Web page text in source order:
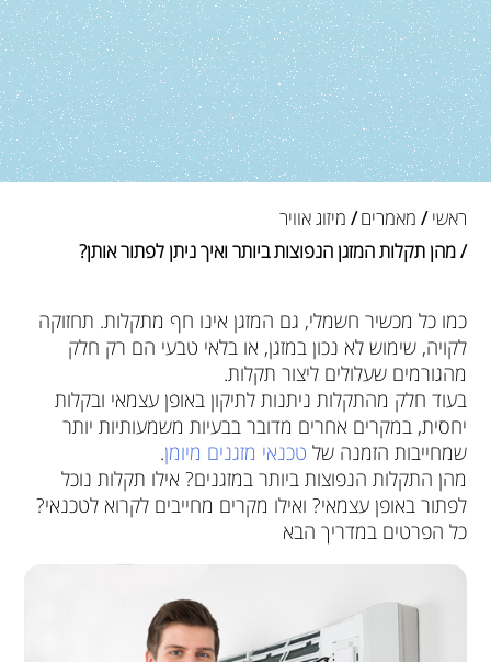
ראשי / מאמרים/ מיזוג אוויר
/ מהן תקלות המזגן הנפוצות ביותר ואיך ניתן לפתור אותן?
כמו כל מכשיר חשמלי, גם המזגן אינו חף מתקלות. תחזוקה
לקויה, שימוש לא נכון במזגן, או בלאי טבעי הם רק חלק
מהגורמים שעלולים ליצור תקלות.
בעוד חלק מהתקלות ניתנות לתיקון באופן עצמאי ובקלות
יחסית, במקרים אחרים מדובר בבעיות משמעותיות יותר
שמחייבות הזמנה של טכנאי מזגנים מיומן.
מהן התקלות הנפוצות ביותר במזגנים? אילו תקלות נוכל
לפתור באופן עצמאי? ואילו מקרים מחייבים לקרוא לטכנאי?
כל הפרטים במדריך הבא